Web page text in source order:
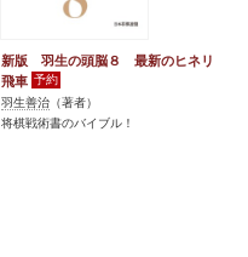
新版 羽生の頭脳８ 最新のヒネリ
飛車
羽生善治 （著者）
将棋戦術書のバイブル！